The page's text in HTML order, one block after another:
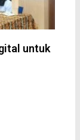
untuk